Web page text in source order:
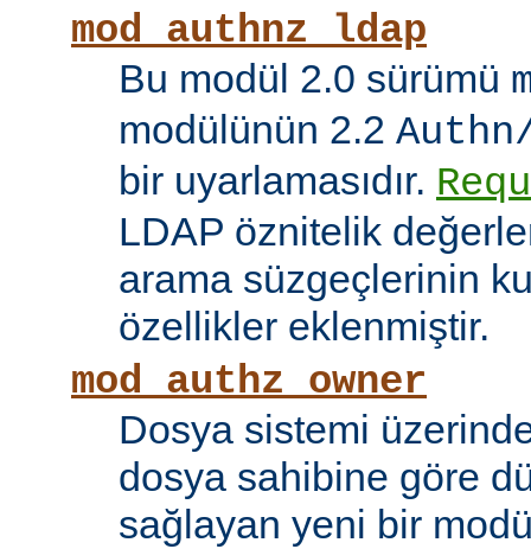
mod_authnz_ldap
Bu modül 2.0 sürümü
modülünün 2.2
bir uyarlamasıdır.
LDAP öznitelik
arama süzgeçlerinin
özellikler eklenmiştir.
mod_authz_owner
Dosya sistemi
dosya sahibine göre
sağlayan yeni bir